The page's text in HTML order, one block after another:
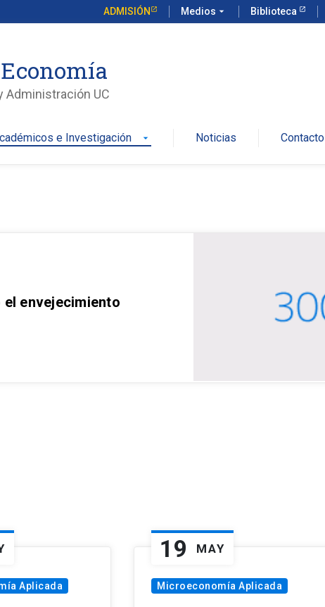
ADMISIÓN Medios arrow_drop_down Biblioteca
Administración UC
e Investigación arrow_drop_down Noticias Contacto
el envejecimiento
Aplicada
19 MAY
Microeconomía Aplicada